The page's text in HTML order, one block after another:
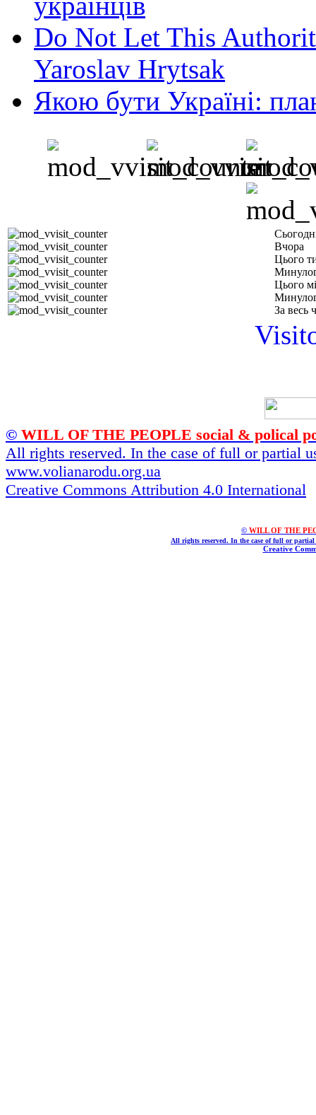
Do Not Let This
Yaroslav Hrytsak
Якою бути Україні:
Вчора
Цього
Цього
За весь
© WILL OF THE PEOPLE social & polical
All rights reserved. In the case of full or partial
www.volianarodu.org.ua
Creative Commons Attribution 4.0 International
© WILL OF THE
All rights reserved. In the case of full or
Creative